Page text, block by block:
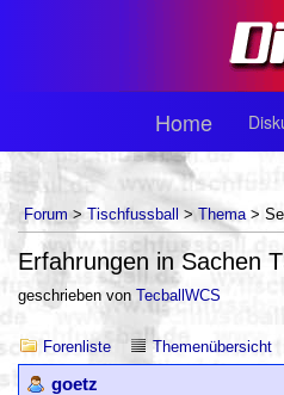
Home
Forum > Tischfussball > Thema>
Erfahrungen in Sachen
geschrieben von TecballWCS
Forenliste Themenübersicht
goetz